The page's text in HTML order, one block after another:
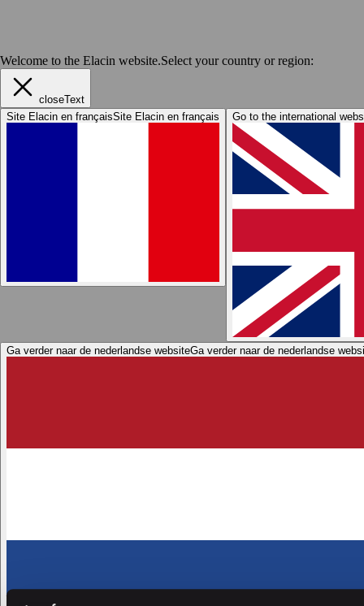
Welcome to the Elacin website.Select your country or region:
closeText
Site Elacin en françaisSite Elacin en français Go to the international
Ga verder naar de nederlandse websiteGa verder naar de nederlandse